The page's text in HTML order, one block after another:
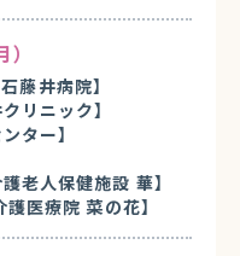
石藤井病院】
リニック】
ター】
護老人保健施設 華】
護医療院 菜の花】